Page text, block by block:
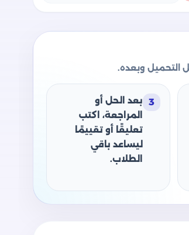
التحميل وبعده.
3
بعد الحل أو
المراجعة، اكتب
تعليقًا أو تقييمًا
ليساعد باقي
الطلاب.